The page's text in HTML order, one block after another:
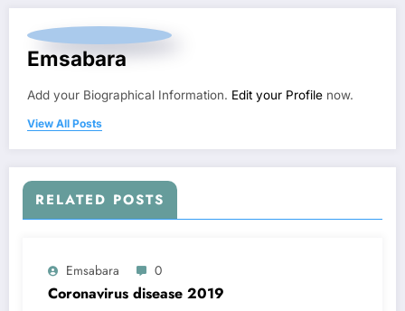
Emsabara
Add your Biographical Information. Edit your Profile now.
View All Posts
RELATED POSTS
Emsabara 0
Coronavirus disease 2019